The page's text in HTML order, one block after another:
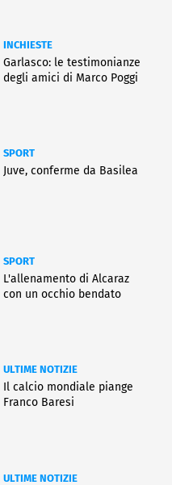
INCHIESTE
Garlasco: le testimonianze
degli amici di Marco Poggi
SPORT
Juve, conferme da Basilea
SPORT
L'allenamento di Alcaraz
con un occhio bendato
ULTIME NOTIZIE
Il calcio mondiale piange
Franco Baresi
ULTIME NOTIZIE